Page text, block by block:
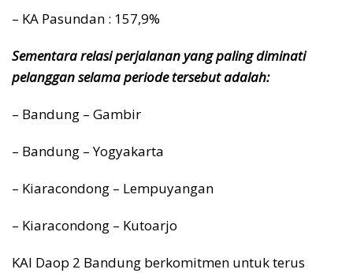
– KA Pasundan : 157,9%
Sementara relasi perjalanan yang paling diminati
pelanggan selama periode tersebut adalah:
– Bandung – Gambir
– Bandung – Yogyakarta
– Kiaracondong – Lempuyangan
– Kiaracondong – Kutoarjo
KAI Daop 2 Bandung berkomitmen untuk terus